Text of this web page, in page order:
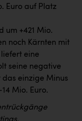
Euro auf Platz
um +421 Mio.
noch Kärnten mit
liefert eine
seine negative
das einzige Minus
Mio. Euro.